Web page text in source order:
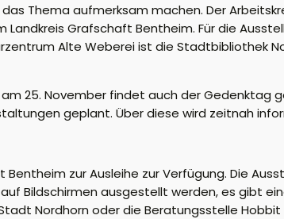
Thema aufmerksam machen. Der
Grafschaft Bentheim. Für die
Alte Weberei ist die Stadtbibliothek
25. November findet auch der Gedenktag
geplant. Über diese wird zeitnah
zur Ausleihe zur Verfügung. Die
Bildschirmen ausgestellt werden, es gibt
Nordhorn oder die Beratungsstelle Hobbit